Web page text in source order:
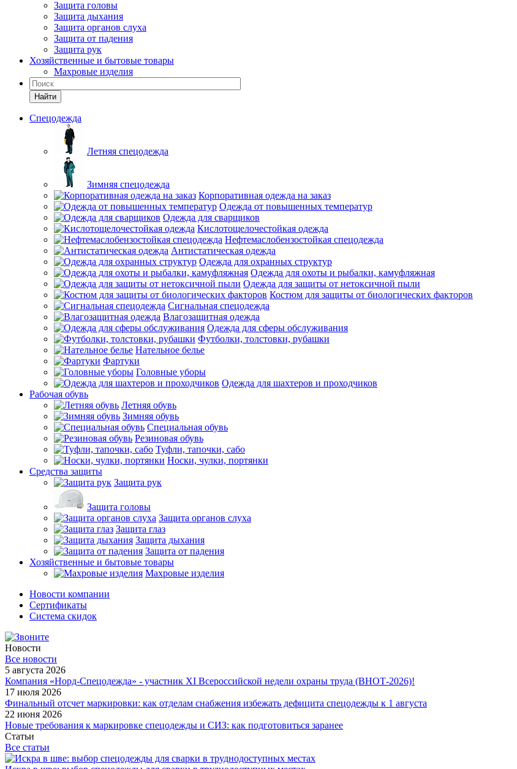
Защита головы
Защита дыхания
Защита органов слуха
Защита от падения
Защита рук
Хозяйственные и бытовые товары
Махровые изделия
Найти
Спецодежда
Летняя спецодежда
Зимняя спецодежда
Корпоративная одежда на заказ
Одежда от повышенных температур
Одежда для сварщиков
Кислотощелочестойкая одежда
Нефтемаслобензостойкая спецодежда
Антистатическая одежда
Одежда для охранных структур
Одежда для охоты и рыбалки, камуфляжная
Одежда для защиты от нетоксичной пыли
Костюм для защиты от биологических факторов
Сигнальная спецодежда
Влагозащитная одежда
Одежда для сферы обслуживания
Футболки, толстовки, рубашки
Нательное белье
Фартуки
Головные уборы
Одежда для шахтеров и проходчиков
Рабочая обувь
Летняя обувь
Зимняя обувь
Специальная обувь
Резиновая обувь
Туфли, тапочки, сабо
Носки, чулки, портянки
Средства защиты
Защита рук
Защита головы
Защита органов слуха
Защита глаз
Защита дыхания
Защита от падения
Хозяйственные и бытовые товары
Махровые изделия
Новости компании
Cертификаты
Система скидок
Новости
Все новости
5 августа 2026
Компания «Норд-Спецодежда» - участник XI Всероссийской недели охраны труда (ВНОТ-2026)!
17 июля 2026
Финальный отсчет маркировки: как отделам снабжения избежать дефицита спецодежды к 1 августа
22 июня 2026
Новые требования к маркировке спецодежды и СИЗ: как подготовиться заранее
Статьи
Все статьи